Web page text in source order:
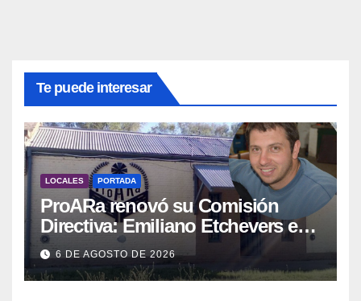
Te puede interesar
LOCALES PORTADA
ProARa renovó su Comisión
Directiva: Emiliano Etchevers es
el nuevo Presidente de la entidad
6 DE AGOSTO DE 2026